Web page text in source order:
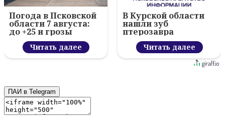
Погода в Псковской
области 7 августа:
до +25 и грозы
Читать далее
В Курской области
нашли зуб
птерозавра
Читать далее
ПАИ в Telegram